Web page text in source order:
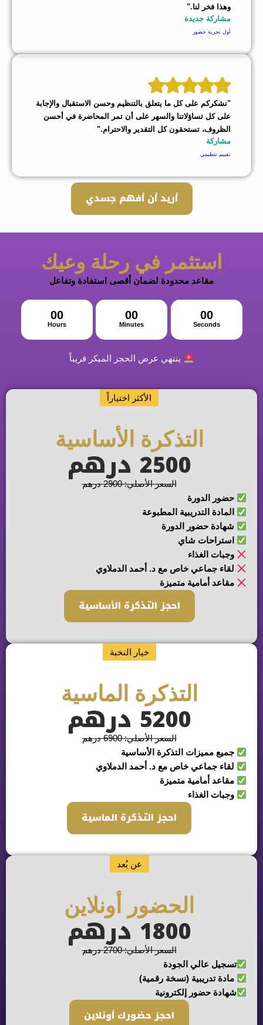
وهذا فخر لنا."
مشاركة جديدة
أول تجربة حضور
"نشكركم على كل ما يتعلق بالتنظيم وحسن الاستقبال والإجابة
على كل تساؤلاتنا والسهر على أن تمر المحاضرة في أحسن
الظروف، تستحقون كل التقدير والاحترام."
أريد أن أفهم جسدي
استثمر في رحلة وعيك
مقاعد محدودة لضمان أقصى استفادة وتفاعل
ينتهي عرض الحجز المبكر قريباً
الأكثر اختياراً
التذكرة الأساسية
2500 درهم
السعر الأصلي: 2900 درهم
الدورة
التدريبية المطبوعة
حضور الدورة
شاي
الغذاء
جماعي خاص مع د. أحمد الدملاوي
أمامية متميزة
احجز التذكرة الأساسية
خيار النخبة
التذكرة الماسية
5200 درهم
السعر الأصلي: 6900 درهم
مميزات التذكرة الأساسية
جماعي خاص مع د. أحمد الدملاوي
أمامية متميزة
الغذاء
احجز التذكرة الماسية
الحضور أونلاين
1800 درهم
السعر الأصلي: 2700 درهم
عالي الجودة
تدريبية (نسخة رقمية)
حضور إلكترونية
احجز حضورك أونلاين